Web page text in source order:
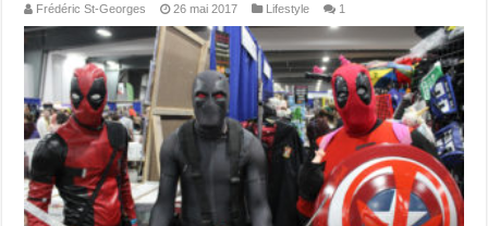
Frédéric St-Georges 26 mai 2017 Lifestyle 1